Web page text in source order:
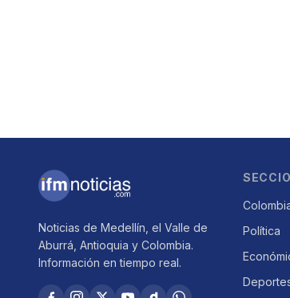
Noticias de Medellín, el Valle de
Aburrá, Antioquia y Colombia.
Información en tiempo real.
Política